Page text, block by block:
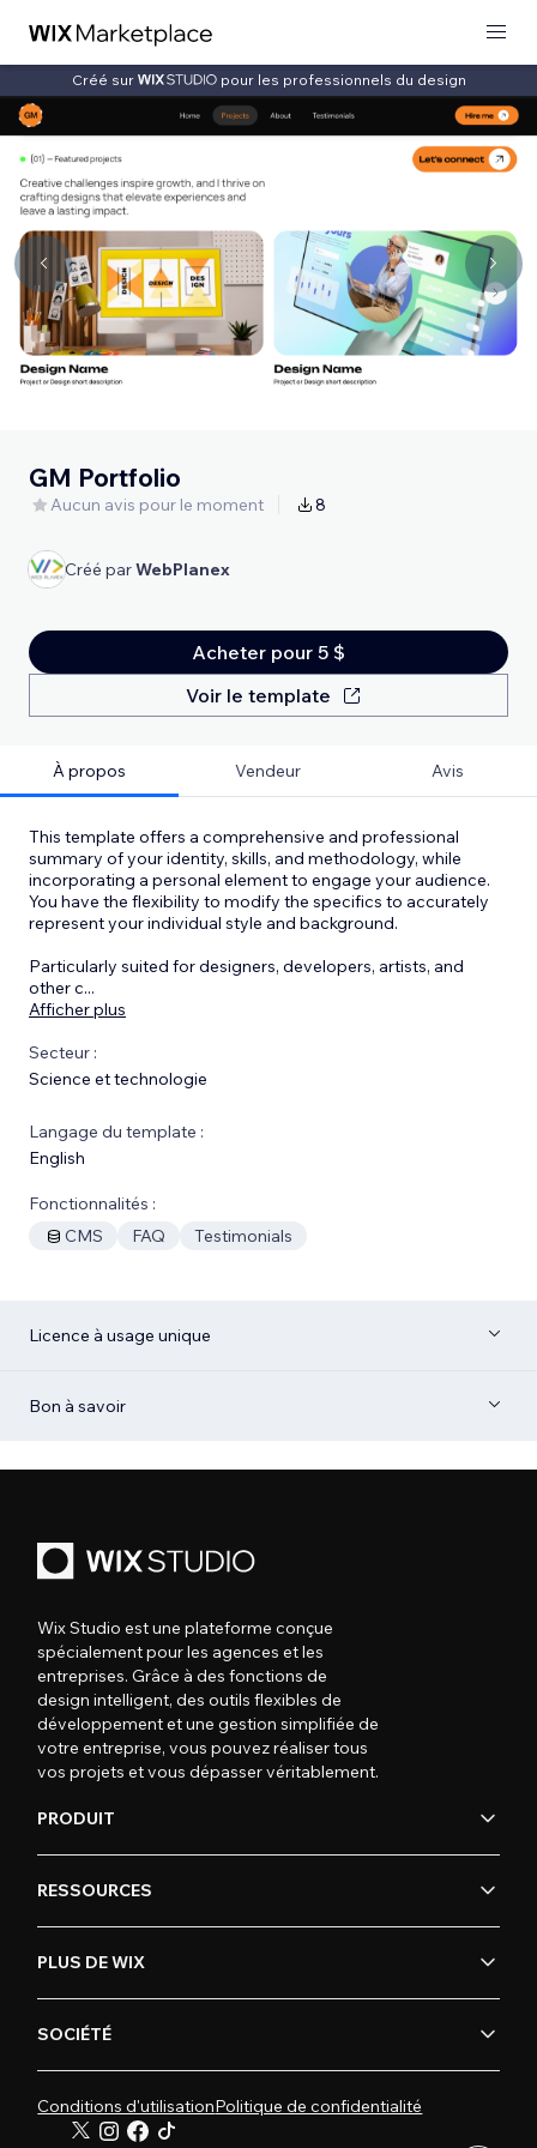
Créé sur pour les professionnels du design
GM Portfolio
Aucun avis pour le moment 8
Créé parWebPlanex
Acheter pour 5 $
Voir le template
À propos Vendeur Avis
This template offers a comprehensive and professional
summary of your identity, skills, and methodology, while
incorporating a personal element to engage your audience.
You have the flexibility to modify the specifics to accurately
represent your individual style and background.
Particularly suited for designers, developers, artists, and
other c...
Afficher plus
Secteur :
Science et technologie
Langage du template :
English
Fonctionnalités :
CMS
FAQ Testimonials
Licence à usage unique
Bon à savoir
Wix Studio est une plateforme conçue
spécialement pour les agences et les
entreprises. Grâce à des fonctions de
design intelligent, des outils flexibles de
développement et une gestion simplifiée de
votre entreprise, vous pouvez réaliser tous
vos projets et vous dépasser véritablement.
PRODUIT
RESSOURCES
PLUS DE WIX
SOCIÉTÉ
Conditions d'utilisationPolitique de confidentialité